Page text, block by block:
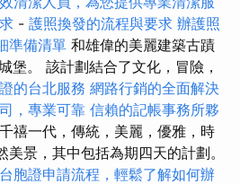
- 護照換發的流程與要求 辦護照
準備清單 和雄偉的美麗建築古蹟
堡。 該計劃結合了文化，冒險，
的台北服務 網路行銷的全面解決
，專業可靠 信賴的記帳事務所夥
禧一代，傳統，美麗，優雅，時
景，其中包括為期四天的計劃。
台胞證申請流程，輕鬆了解如何辦